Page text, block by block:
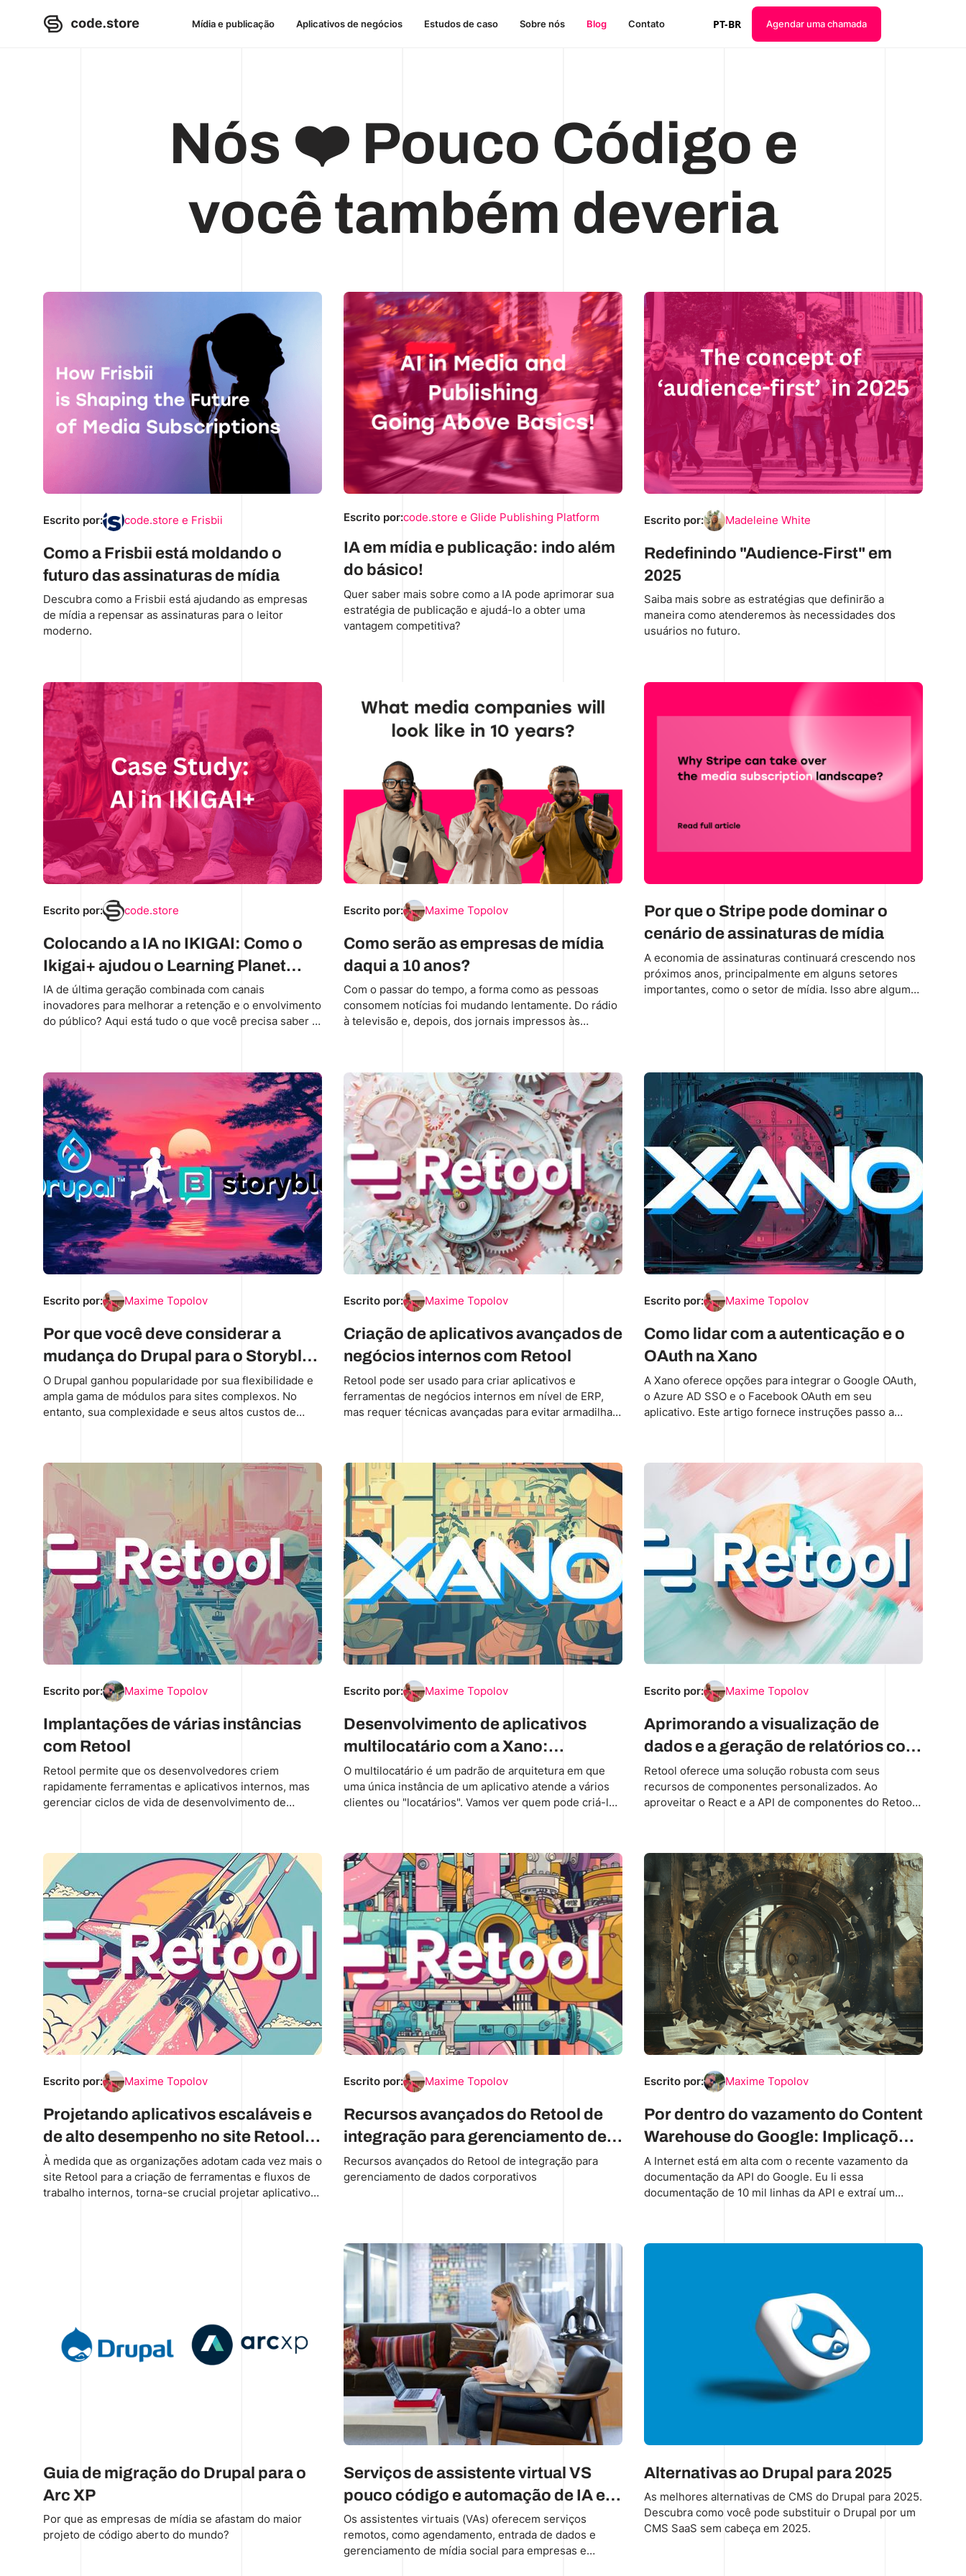
Mídia e publicação Aplicativos de negócios Estudos de caso Sobre nós Blog Contato PT-BR Agendar uma chamada
Nós ❤️ Pouco Código e
você também deveria
Escrito por: code.store e Frisbii
Como a Frisbii está moldando o
futuro das assinaturas de mídia
Descubra como a Frisbii está ajudando as empresas
de mídia a repensar as assinaturas para o leitor
moderno.
Escrito por:code.store e Glide Publishing Platform
IA em mídia e publicação: indo além
do básico!
Quer saber mais sobre como a IA pode aprimorar sua
estratégia de publicação e ajudá-lo a obter uma
vantagem competitiva?
Escrito por: Madeleine White
Redefinindo "Audience-First" em
2025
Saiba mais sobre as estratégias que definirão a
maneira como atenderemos às necessidades dos
usuários no futuro.
Escrito por: code.store
Colocando a IA no IKIGAI: Como o
Ikigai+ ajudou o Learning Planet
Institute a alcançar e orientar os
jovens.
IA de última geração combinada com canais
inovadores para melhorar a retenção e o envolvimento
do público? Aqui está tudo o que você precisa saber e
Escrito por: Maxime Topolov
Como serão as empresas de mídia
daqui a 10 anos?
Com o passar do tempo, a forma como as pessoas
consomem notícias foi mudando lentamente. Do rádio
à televisão e, depois, dos jornais impressos às
Por que o Stripe pode dominar o
cenário de assinaturas de mídia
A economia de assinaturas continuará crescendo nos
próximos anos, principalmente em alguns setores
importantes, como o setor de mídia. Isso abre algumas
Escrito por: Maxime Topolov
Por que você deve considerar a
mudança do Drupal para o Storyblok
em 2024 e como você pode fazer a
transição sem problemas?
O Drupal ganhou popularidade por sua flexibilidade e
ampla gama de módulos para sites complexos. No
entanto, sua complexidade e seus altos custos de
Escrito por: Maxime Topolov
Criação de aplicativos avançados de
negócios internos com Retool
Retool pode ser usado para criar aplicativos e
ferramentas de negócios internos em nível de ERP,
mas requer técnicas avançadas para evitar armadilhas
Escrito por: Maxime Topolov
Como lidar com a autenticação e o
OAuth na Xano
A Xano oferece opções para integrar o Google OAuth,
o Azure AD SSO e o Facebook OAuth em seu
aplicativo. Este artigo fornece instruções passo a
sociais e armazenar tokens de acesso com segurança.
Escrito por: Maxime Topolov
Implantações de várias instâncias
com Retool
Retool permite que os desenvolvedores criem
rapidamente ferramentas e aplicativos internos, mas
gerenciar ciclos de vida de desenvolvimento de
Escrito por: Maxime Topolov
Desenvolvimento de aplicativos
multilocatário com a Xano:
Arquitetura e práticas
recomendadas
O multilocatário é um padrão de arquitetura em que
uma única instância de um aplicativo atende a vários
clientes ou "locatários". Vamos ver quem pode criá-lo
Escrito por: Maxime Topolov
Aprimorando a visualização de
dados e a geração de relatórios com
os componentes personalizados do
Retool
Retool oferece uma solução robusta com seus
recursos de componentes personalizados. Ao
aproveitar o React e a API de componentes do Retool,
suas fontes de dados.
Escrito por: Maxime Topolov
Projetando aplicativos escaláveis e
de alto desempenho no site Retool
para grandes organizações
À medida que as organizações adotam cada vez mais o
site Retool para a criação de ferramentas e fluxos de
trabalho internos, torna-se crucial projetar aplicativos
Escrito por: Maxime Topolov
Recursos avançados do Retool de
integração para gerenciamento de
dados corporativos
Recursos avançados do Retool de integração para
gerenciamento de dados corporativos
Escrito por: Maxime Topolov
Por dentro do vazamento do Content
Warehouse do Google: Implicações
para SEO, editores e o futuro da
pesquisa
A Internet está em alta com o recente vazamento da
documentação da API do Google. Eu li essa
documentação de 10 mil linhas da API e extraí um
Guia de migração do Drupal para o
Arc XP
Por que as empresas de mídia se afastam do maior
projeto de código aberto do mundo?
Serviços de assistente virtual VS
pouco código e automação de IA em
2023
Os assistentes virtuais (VAs) oferecem serviços
remotos, como agendamento, entrada de dados e
gerenciamento de mídia social para empresas e
Alternativas ao Drupal para 2025
As melhores alternativas de CMS do Drupal para 2025.
Descubra como você pode substituir o Drupal por um
CMS SaaS sem cabeça em 2025.